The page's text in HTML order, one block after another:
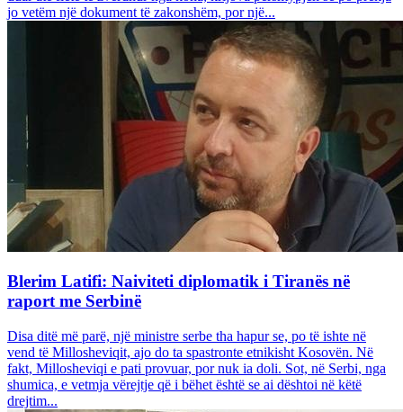
jo vetëm një dokument të zakonshëm, por një...
Blerim Latifi: Naiviteti diplomatik i Tiranës në
raport me Serbinë
Disa ditë më parë, një ministre serbe tha hapur se, po të ishte në
vend të Millosheviqit, ajo do ta spastronte etnikisht Kosovën. Në
fakt, Millosheviqi e pati provuar, por nuk ia doli. Sot, në Serbi, nga
shumica, e vetmja vërejtje që i bëhet është se ai dështoi në këtë
drejtim...